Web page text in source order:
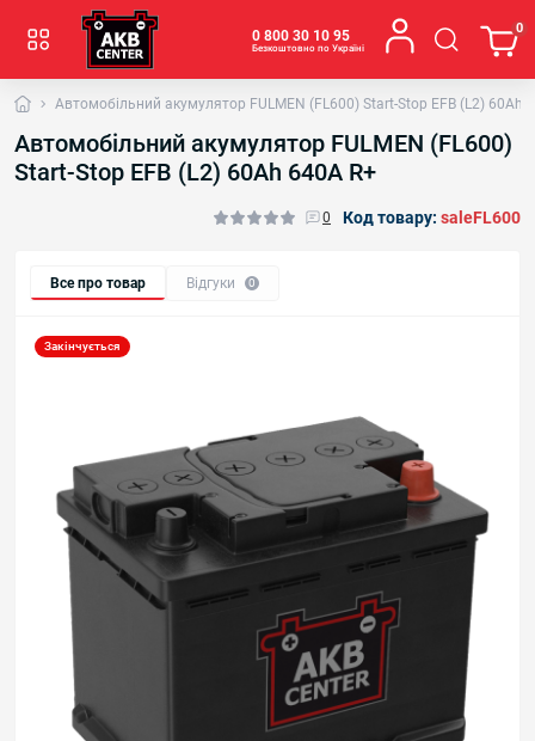
0 800 30 10 95
Безкоштовно по Україні
0
Автомобільний акумулятор FULMEN (FL600) Start-Stop EFB (L2) 60Аh
Автомобільний акумулятор FULMEN (FL600)
Start-Stop EFB (L2) 60Аh 640A R+
0 Код товару: saleFL600
Все про товар Відгуки 0
Закінчується